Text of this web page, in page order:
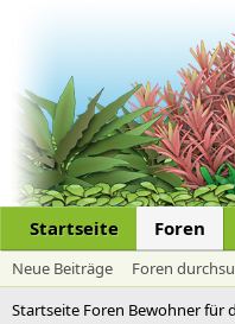
Startseite Foren
Neue Beiträge
Foren
Startseite Foren Bewohner für